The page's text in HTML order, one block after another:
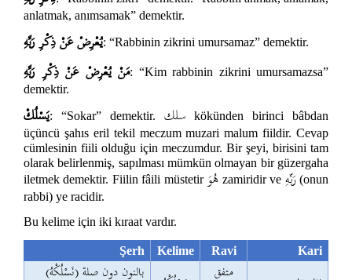
anlatmak, anımsamak” demektir.
يُعْرِضْ عَنْ ذِكْرِ رَبِّهِ: “Rabbinin zikrini umursamaz” demektir.
مَنْ يُعْرِضْ عَنْ ذِكْرِ رَبِّهِ: “Kim rabbinin zikrini umursamazsa”
demektir.
يَسْلُكْ: “Sokar” demektir. سلك kökünden birinci bâbdan
üçüncü şahıs eril tekil meczum muzari malum fiildir. Cevap
cümlesinin fiili olduğu için meczumdur. Bir şeyi, birisini tam
olarak belirlenmiş, sapılması mümkün olmayan bir güzergaha
iletmek demektir. Fiilin fâili müstetirهُوَ zamiridir ve رَبِّهِ(onun
rabbi) ye racidir.
Bu kelime için iki kıraat vardır.
Şerh Kelime Ravi Kari
(نَسْلُكْهُ) بالنون دون صلة
متفق